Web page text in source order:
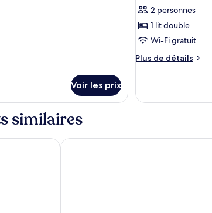
Voir les prix
2 personnes
1 lit double
Wi-Fi gratuit
Plus de détails
Plus
le
Double
similaires
NordhavnCABINN Copenhagen